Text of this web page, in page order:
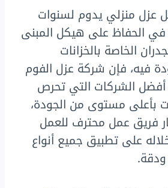
عزل منزلي يدوم لسنوات
الحفاظ على هيكل المبنى
الخاصة بالخزانات
فيه، فإن شركة عزل الفوم
أفضل الشركات التي تحرص
بأعلى مستوى من الجودة،
فريق عمل محترف للعمل
على تطبيق جميع أنواع